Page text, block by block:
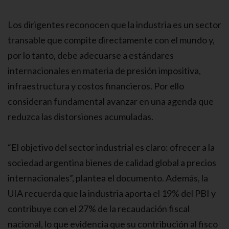
Los dirigentes reconocen que la industria es un sector
transable que compite directamente con el mundo y,
por lo tanto, debe adecuarse a estándares
internacionales en materia de presión impositiva,
infraestructura y costos financieros. Por ello
consideran fundamental avanzar en una agenda que
reduzca las distorsiones acumuladas.
“El objetivo del sector industrial es claro: ofrecer a la
sociedad argentina bienes de calidad global a precios
internacionales”, plantea el documento. Además, la
UIA recuerda que la industria aporta el 19% del PBI y
contribuye con el 27% de la recaudación fiscal
nacional, lo que evidencia que su contribución al fisco